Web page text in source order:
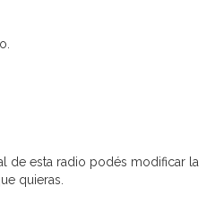
de esta radio podés modificar la
quieras.